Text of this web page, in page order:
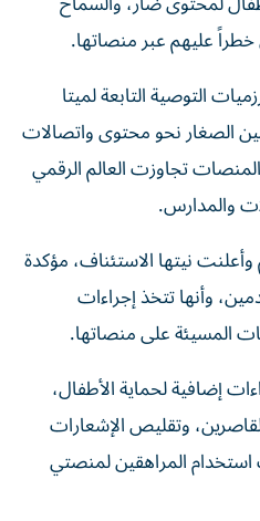
عليهم عبر منصاتها.
التوصية التابعة لميتا
الصغار نحو محتوى واتصالات
تجاوزت العالم الرقمي
والمدارس.
نيتها الاستئناف، مؤكدة
وأنها تتخذ إجراءات
المسيئة على منصاتها.
إضافية لحماية الأطفال،
وتقليص الإشعارات
المراهقين لمنصتي